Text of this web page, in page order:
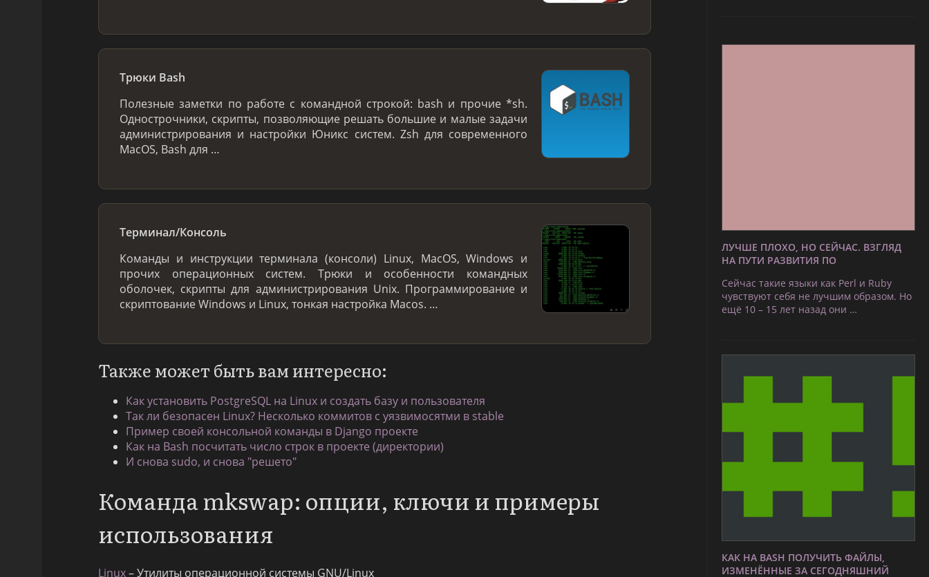
Трюки Bash
Полезные заметки по работе с командной строкой: bash и прочие *sh.
Однострочники, скрипты, позволяющие решать большие и малые задачи
администрирования и настройки Юникс систем. Zsh для современного
MacOS, Bash для …
Терминал/Консоль
Команды и инструкции терминала (консоли) Linux, MacOS, Windows и
прочих операционных систем. Трюки и особенности командных
оболочек, скрипты для администрирования Unix. Программирование и
скриптование Windows и Linux, тонкая настройка Macos. …
Также может быть вам интересно:
Как установить PostgreSQL на Linux и создать базу и пользователя
Так ли безопасен Linux? Несколько коммитов с уязвимосятми в stable
Пример своей консольной команды в Django проекте
Как на Bash посчитать число строк в проекте (директории)
И снова sudo, и снова "решето"
Команда mkswap: опции, ключи и примеры
использования
Linux– Утилиты операционной системы GNU/Linux
ЛУЧШЕ ПЛОХО, НО СЕЙЧАС. ВЗГЛЯД
НА ПУТИ РАЗВИТИЯ ПО
Сейчас такие языки как Perl и Ruby
чувствуют себя не лучшим образом. Но
ещё 10 – 15 лет назад они …
КАК НА BASH ПОЛУЧИТЬ ФАЙЛЫ,
ИЗМЕНЁННЫЕ ЗА СЕГОДНЯШНИЙ